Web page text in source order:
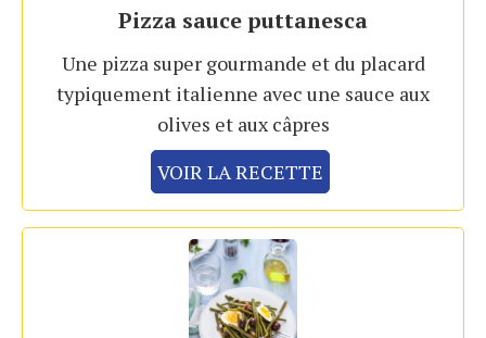
Pizza sauce puttanesca
Une pizza super gourmande et du placard
typiquement italienne avec une sauce aux
olives et aux câpres
VOIR LA RECETTE